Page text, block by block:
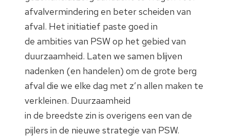
afvalvermindering en beter scheiden van
afval. Het initiatief paste goed in
de ambities van PSW op het gebied van
duurzaamheid. Laten we samen blijven
nadenken (en handelen) om de grote berg
afval die we elke dag met z’n allen maken te
verkleinen. Duurzaamheid
in de breedste zin is overigens een van de
pijlers in de nieuwe strategie van PSW.